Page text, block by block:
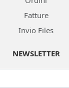
Fatture
Invio Files
NEWSLETTER